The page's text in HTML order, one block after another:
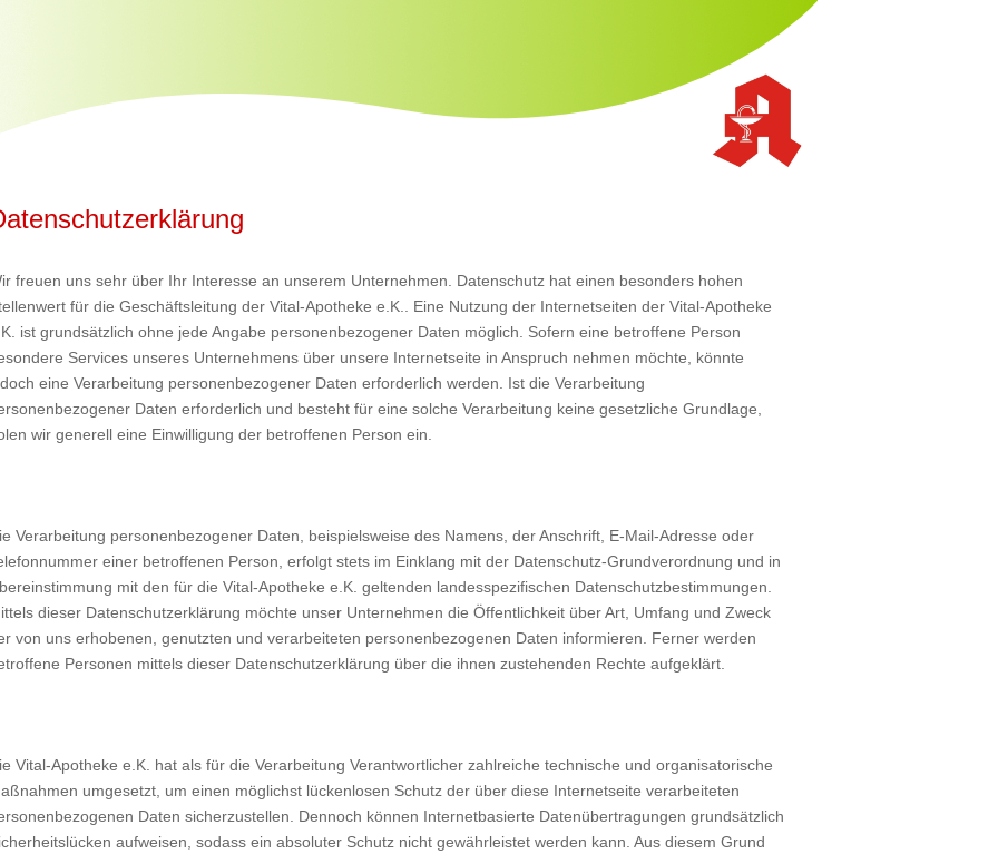
freuen uns sehr über Ihr Interesse an unserem Unternehmen. Datenschutz hat einen besonders hohen
für die Geschäftsleitung der Vital-Apotheke e.K.. Eine Nutzung der Internetseiten der Vital-Apotheke
ist grundsätzlich ohne jede Angabe personenbezogener Daten möglich. Sofern eine betroffene Person
Services unseres Unternehmens über unsere Internetseite in Anspruch nehmen möchte, könnte
eine Verarbeitung personenbezogener Daten erforderlich werden. Ist die Verarbeitung
Daten erforderlich und besteht für eine solche Verarbeitung keine gesetzliche Grundlage,
wir generell eine Einwilligung der betroffenen Person ein.
Verarbeitung personenbezogener Daten, beispielsweise des Namens, der Anschrift, E-Mail-Adresse oder
einer betroffenen Person, erfolgt stets im Einklang mit der Datenschutz-Grundverordnung und in
mit den für die Vital-Apotheke e.K. geltenden landesspezifischen Datenschutzbestimmungen.
dieser Datenschutzerklärung möchte unser Unternehmen die Öffentlichkeit über Art, Umfang und Zweck
von uns erhobenen, genutzten und verarbeiteten personenbezogenen Daten informieren. Ferner werden
Personen mittels dieser Datenschutzerklärung über die ihnen zustehenden Rechte aufgeklärt.
Vital-Apotheke e.K. hat als für die Verarbeitung Verantwortlicher zahlreiche technische und organisatorische
umgesetzt, um einen möglichst lückenlosen Schutz der über diese Internetseite verarbeiteten
Daten sicherzustellen. Dennoch können Internetbasierte Datenübertragungen grundsätzlich
aufweisen, sodass ein absoluter Schutz nicht gewährleistet werden kann. Aus diesem Grund